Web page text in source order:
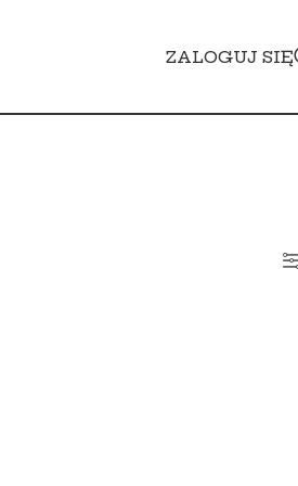
ZALOGUJ SIĘ